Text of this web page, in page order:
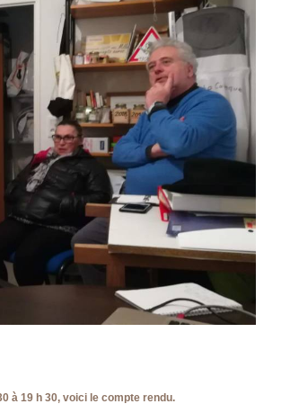
à 19 h 30, voici le compte rendu.